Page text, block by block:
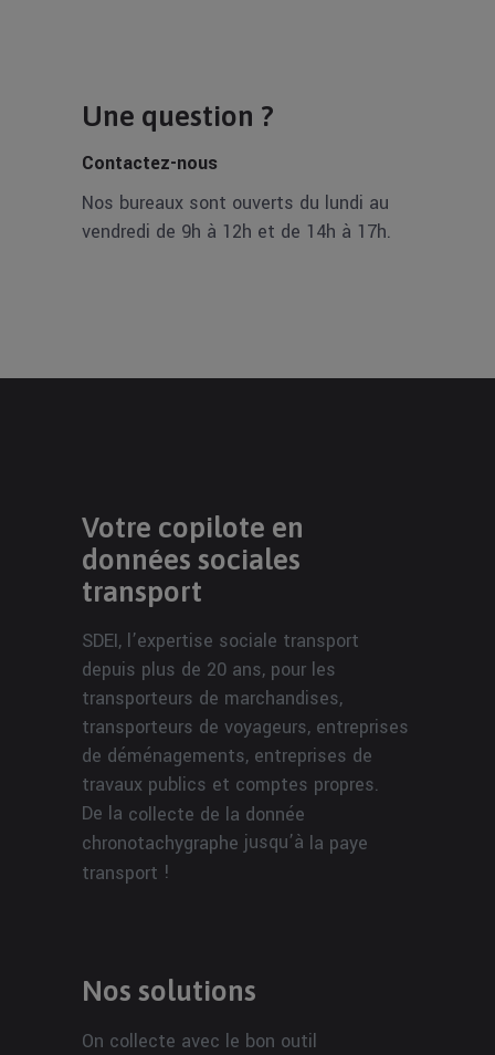
Une question ?
Contactez-nous
Nos bureaux sont ouverts du lundi au
vendredi de 9h à 12h et de 14h à 17h.
Votre copilote en
données sociales
transport
SDEI, l’expertise sociale transport
depuis plus de 20 ans, pour les
transporteurs de marchandises,
transporteurs de voyageurs, entreprises
de déménagements, entreprises de
travaux publics et comptes propres.
De la collecte de la donnée
chronotachygraphe jusqu’à la paye
transport !
Nos solutions
On collecte avec le bon outil